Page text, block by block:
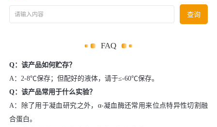
请输入内容 查询
FAQ
Q：该产品如何贮存？
A：2-8℃保存；但配好的液体，请于≤-60℃保存。
Q：该产品常用于什么实验？
A：除了用于凝血研究之外，α-凝血酶还常用来位点特异性切割融
合蛋白。